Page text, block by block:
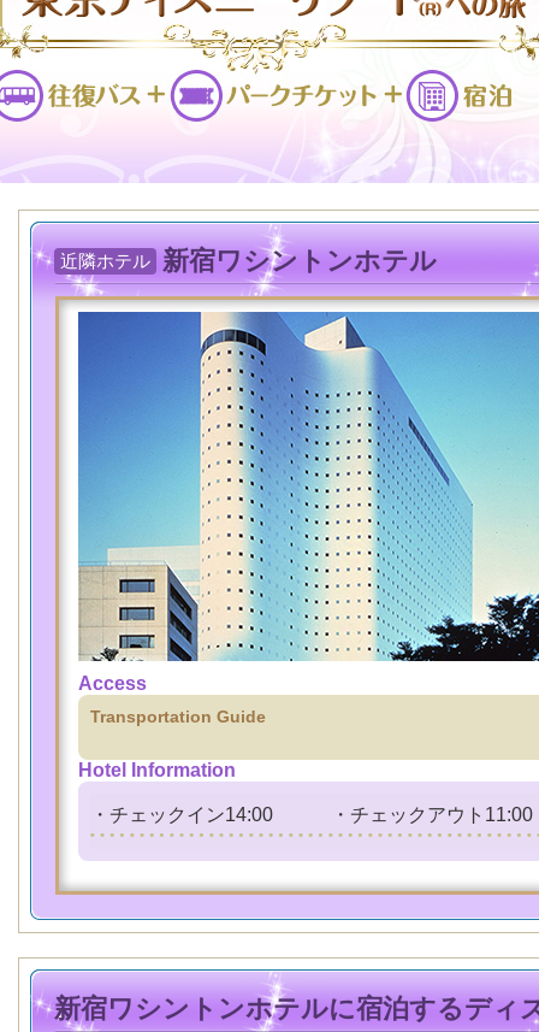
近隣ホテル 新宿ワシントンホテル
Access
Transportation Guide
Hotel Information
・チェックイン14:00 ・チェックアウト11:00
新宿ワシントンホテルに宿泊するディ